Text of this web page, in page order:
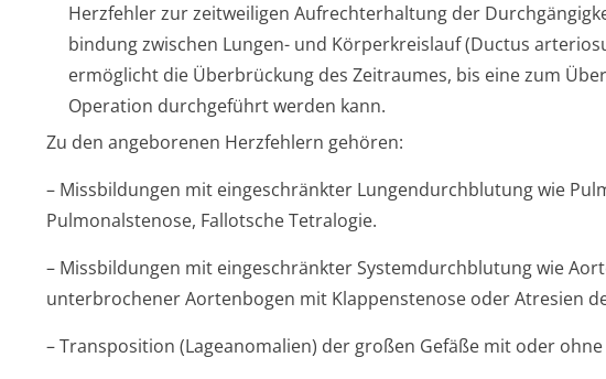
Herzfehler zur zeitweiligen Aufrechterhaltung der
bindung zwischen Lungen- und Körperkreislauf (Ductus
ermöglicht die Überbrückung des Zeitraumes, bis eine zum
Operation durchgeführt werden kann.
Zu den angeborenen Herzfehlern gehören:
– Missbildungen mit eingeschränkter Lungendurchblutung wie
Pulmonalstenose, Fallotsche Tetralogie.
– Missbildungen mit eingeschränkter Systemdurchblutung wie
unterbrochener Aortenbogen mit Klappenstenose oder Atresien
– Transposition (Lageanomalien) der großen Gefäße mit oder